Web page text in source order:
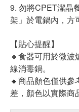
9. 勿將CPET潔晶
架」於電鍋內，方
【貼心提醒】
🔸食器可用於微
線消毒鍋。
🔸商品顏色僅供
差，顏色以實際商